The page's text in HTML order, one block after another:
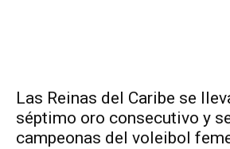
Las Reinas del Caribe se
séptimo oro consecutivo y
campeonas del voleibol